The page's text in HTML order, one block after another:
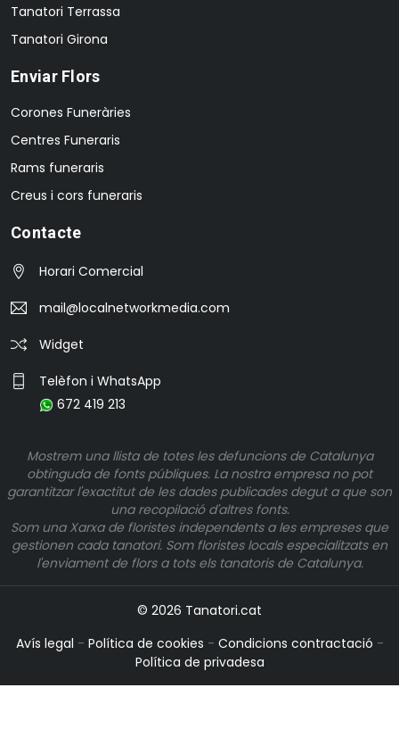
Tanatori Terrassa
Tanatori Girona
Enviar Flors
Corones Funeràries
Centres Funeraris
Rams funeraris
Creus i cors funeraris
Contacte
Horari Comercial
mail@localnetworkmedia.com
Widget
Telèfon i WhatsApp
672 419 213
Mostrem una llista de totes les defuncions de Catalunya
obtinguda de fonts públiques. La nostra empresa no pot
garantitzar l'exactitut de les dades publicades degut a que son
una recopilació d'altres fonts.
Som una Xarxa de floristes independents a les empreses que
gestionen cada tanatori. Som floristes locals especialitzats en
l'enviament de flors a tots els tanatoris de Catalunya.
© 2026 Tanatori.cat
Avís legal - Política de cookies - Condicions contractació -
Política de privadesa